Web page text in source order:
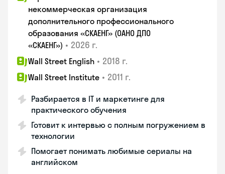
некоммерческая организация
дополнительного профессионального
образования «СКАЕНГ» (ОАНО ДПО
«СКАЕНГ») • 2026 г.
Wall Street English • 2018 г.
Wall Street Institute • 2011 г.
Разбирается в IT и маркетинге для
практического обучения
Готовит к интервью с полным погружением в
технологии
Помогает понимать любимые сериалы на
английском